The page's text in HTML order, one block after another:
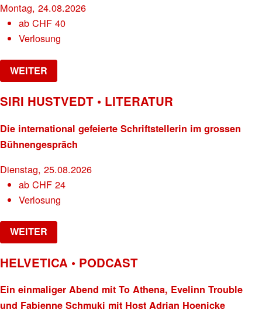
Montag, 24.08.2026
abCHF 40
Verlosung
WEITER
SIRI HUSTVEDT • LITERATUR
Die international gefeierte Schriftstellerin im grossen
Bühnengespräch
Dienstag, 25.08.2026
abCHF 24
Verlosung
WEITER
HELVETICA • PODCAST
Ein einmaliger Abend mit To Athena, Evelinn Trouble
und Fabienne Schmuki mit Host Adrian Hoenicke